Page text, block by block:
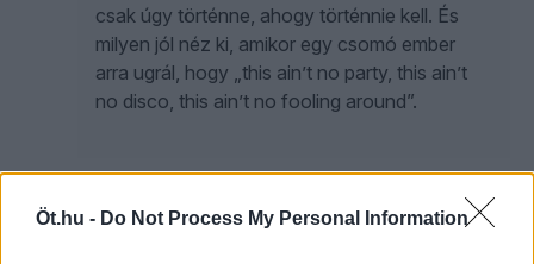
Öt.hu - Do Not Process My Personal Information
csak úgy történne, ahogy történnie kell. És
milyen jól néz ki, amikor egy csomó ember
arra ugrál, hogy „this ain’t no party, this ain’t
no disco, this ain’t no fooling around”.